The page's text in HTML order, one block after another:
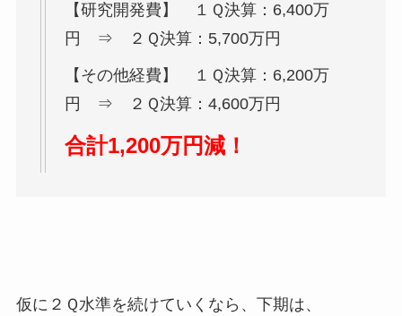
【研究開発費】 １Ｑ決算：6,400万
円 ⇒ ２Ｑ決算：5,700万円
【その他経費】 １Ｑ決算：6,200万
円 ⇒ ２Ｑ決算：4,600万円
合計1,200万円減！
仮に２Ｑ水準を続けていくなら、下期は、